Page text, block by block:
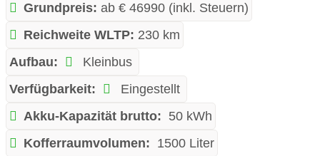
Grundpreis: ab € 46990 (inkl. Steuern)
Reichweite WLTP: 230 km
Aufbau:
Kleinbus
Verfügbarkeit:
Eingestellt
Akku-Kapazität brutto: 50 kWh
Kofferraumvolumen: 1500 Liter